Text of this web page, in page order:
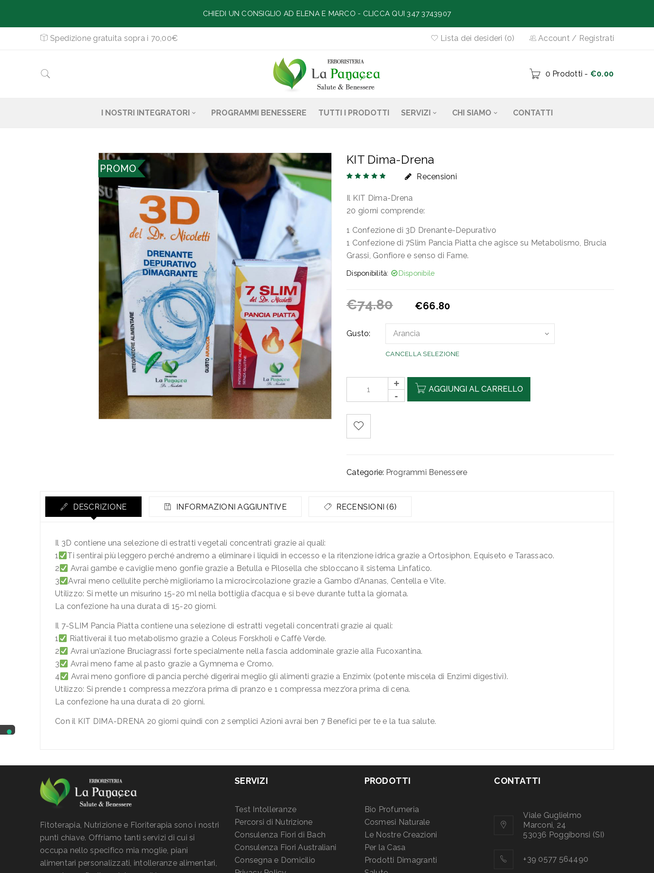
Spedizione gratuita sopra i 70,00€ Account/ Registrati
Lista dei desideri (0)
0 Prodotti - €0.00
I NOSTRI INTEGRATORI PROGRAMMI BENESSERE TUTTI I PRODOTTI SERVIZI CHI SIAMO CONTATTI
PROMO
KIT Dima-Drena
5 su base di
Recensioni
Il KIT Dima-Drena
20 giorni comprende:
1 Confezione di 3D Drenante-Depurativo
1 Confezione di 7Slim Pancia Piatta che agisce su Metabolismo, Brucia
Grassi, Gonfiore e senso di Fame.
Disponibilità: Disponibile
€74.80 €66.80
Gusto:
CANCELLA SELEZIONE
AGGIUNGI AL CARRELLO
Categorie: Programmi Benessere
DESCRIZIONE INFORMAZIONI AGGIUNTIVE RECENSIONI (6)
Il 3D contiene una selezione di estratti vegetali concentrati grazie ai quali:
1
Ti sentirai più leggero perché andremo a eliminare i liquidi in eccesso e la ritenzione idrica grazie a Ortosiphon, Equiseto e Tarassaco.
2
Avrai gambe e caviglie meno gonfie grazie a Betulla e Pilosella che sbloccano il sistema Linfatico.
3
Avrai meno cellulite perchè miglioriamo la microcircolazione grazie a Gambo d’Ananas, Centella e Vite.
Utilizzo: Si mette un misurino 15-20 ml nella bottiglia d’acqua e si beve durante tutta la giornata.
La confezione ha una durata di 15-20 giorni.
Il 7-SLIM Pancia Piatta contiene una selezione di estratti vegetali concentrati grazie ai quali:
1
Riattiverai il tuo metabolismo grazie a Coleus Forskholi e Caffè Verde.
2
Avrai un’azione Bruciagrassi forte specialmente nella fascia addominale grazie alla Fucoxantina.
3
Avrai meno fame al pasto grazie a Gymnema e Cromo.
4
Avrai meno gonfiore di pancia perché digerirai meglio gli alimenti grazie a Enzimix (potente miscela di Enzimi digestivi).
Utilizzo: Si prende 1 compressa mezz’ora prima di pranzo e 1 compressa mezz’ora prima di cena.
La confezione ha una durata di 20 giorni.
Con il KIT DIMA-DRENA 20 giorni quindi con 2 semplici Azioni avrai ben 7 Benefici per te e la tua salute.
Fitoterapia, Nutrizione e Floriterapia sono i nostri
punti chiave. Offriamo tanti servizi di cui si
occupa nello specifico mia moglie, piani
alimentari personalizzati, intolleranze alimentari,
SERVIZI
Test Intolleranze
Percorsi di Nutrizione
Consulenza Fiori di Bach
Consulenza Fiori Australiani
Consegna e Domicilio
PRODOTTI
Bio Profumeria
Cosmesi Naturale
Le Nostre Creazioni
Per la Casa
Prodotti Dimagranti
CONTATTI
Viale Guglielmo
Marconi, 24
53036 Poggibonsi (SI)
+39 0577 564490
CHIEDI UN CONSIGLIO AD ELENA E MARCO - CLICCA QUI 347 3743907